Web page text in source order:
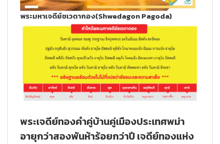
พระมหาเจดีย์ชเวดากอง(Shwedagon Pagoda)
พระเจดีย์ทองคำคู่บ้านคู่เมืองประเทศพม่า
อายุกว่าสองพันห้าร้อยกว่าปี เจดีย์ทองแห่ง